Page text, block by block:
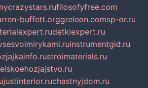
filosofyfree.com
buffett.orggreleon.comsp-or.ru
detkiexpert.ru
instrumentgid.ru
stroimaterials.ru
justinterior.ruchastnyjdom.ru